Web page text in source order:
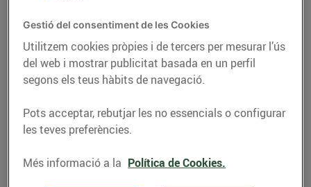
Bacallà confitat amb
trinxat d’espinacs i
bolets, panses i pinyons
09/d’abril/2020
Gestió del consentiment de les Cookies
Utilitzem cookies pròpies i de tercers per mesurar l’ús
del web i mostrar publicitat basada en un perfil
segons els teus hàbits de navegació.
Pots acceptar, rebutjar les no essencials o configurar
les teves preferències.
Més informació a la Política de Cookies.